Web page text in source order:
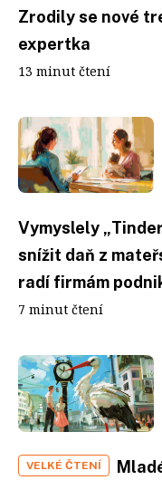
Zrodily se nové
expertka
13 minut čtení
Vymyslely
snížit daň z
radí firmám
7 minut čtení
VELKÉ ČTENÍ